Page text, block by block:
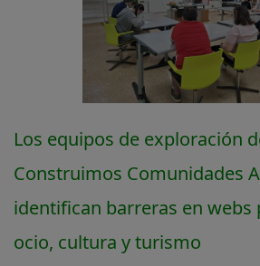
Los equipos de exploración
Construimos Comunidades
identifican barreras en webs
ocio, cultura y turismo